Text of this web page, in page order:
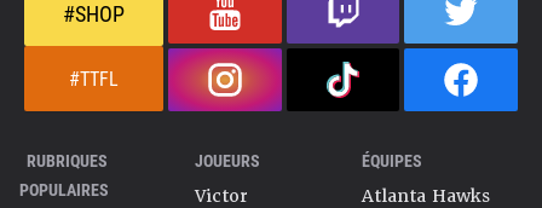
#SHOP
#TTFL
RUBRIQUES
POPULAIRES
JOUEURS
Victor
ÉQUIPES
Atlanta Hawks